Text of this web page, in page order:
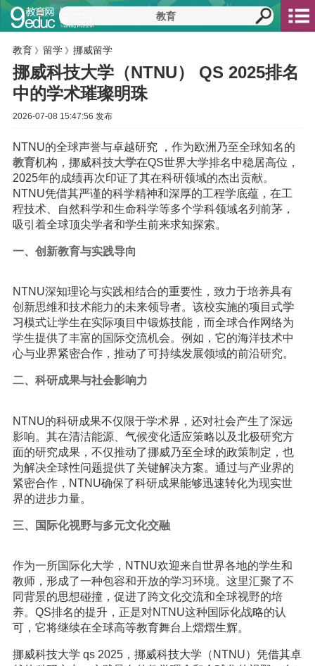
教育 》 留学》 挪威留学
挪威科技大学（NTNU） QS 2025排名
中的学术璀璨明珠
2026-07-08 15:47:56 发布
NTNU的全球声誉与卓越研究 ，作为欧洲乃至全球知名的
教育机构，挪威科技大学在QS世界大学排名中稳居高位，
2025年的成绩再次印证了其在科研领域的杰出贡献。
NTNU凭借其严谨的科学精神和深厚的工程学底蕴，在工
程技术、自然科学和生命科学等多个学科领域名列前茅，
吸引着全球顶尖学者和学生前来求知探索。
一、创新教育与实践导向
NTNU深知理论与实践相结合的重要性，致力于培养具有
创新思维和技术能力的未来领导者。该校实施的项目式学
习模式让学生在实际项目中锻炼技能，而全球合作网络为
学生提供了丰富的国际交流机会。例如，它的海洋技术中
心与业界紧密合作，推动了可持续发展领域的前沿研究。
二、科研成果与社会影响力
NTNU的科研成果不仅限于学术界，还对社会产生了深远
影响。其在清洁能源、气候变化适应策略以及北极研究方
面的研究成果，不仅推动了挪威乃至全球的政策制定，也
为解决全球性问题提供了关键解决方案。通过与产业界的
紧密合作，NTNU确保了科研成果能够迅速转化为现实世
界的进步力量。
三、国际化视野与多元文化交融
作为一所国际化大学，NTNU欢迎来自世界各地的学生和
教师，形成了一种包容和开放的学习环境。这里汇聚了不
同背景的思想碰撞，促进了跨文化交流和全球视野的培
养。QS排名的提升，正是对NTNU这种国际化战略的认
可，它将继续在全球高等教育舞台上熠熠生辉。
挪威科技大学 qs 2025，挪威科技大学（NTNU）凭借其卓